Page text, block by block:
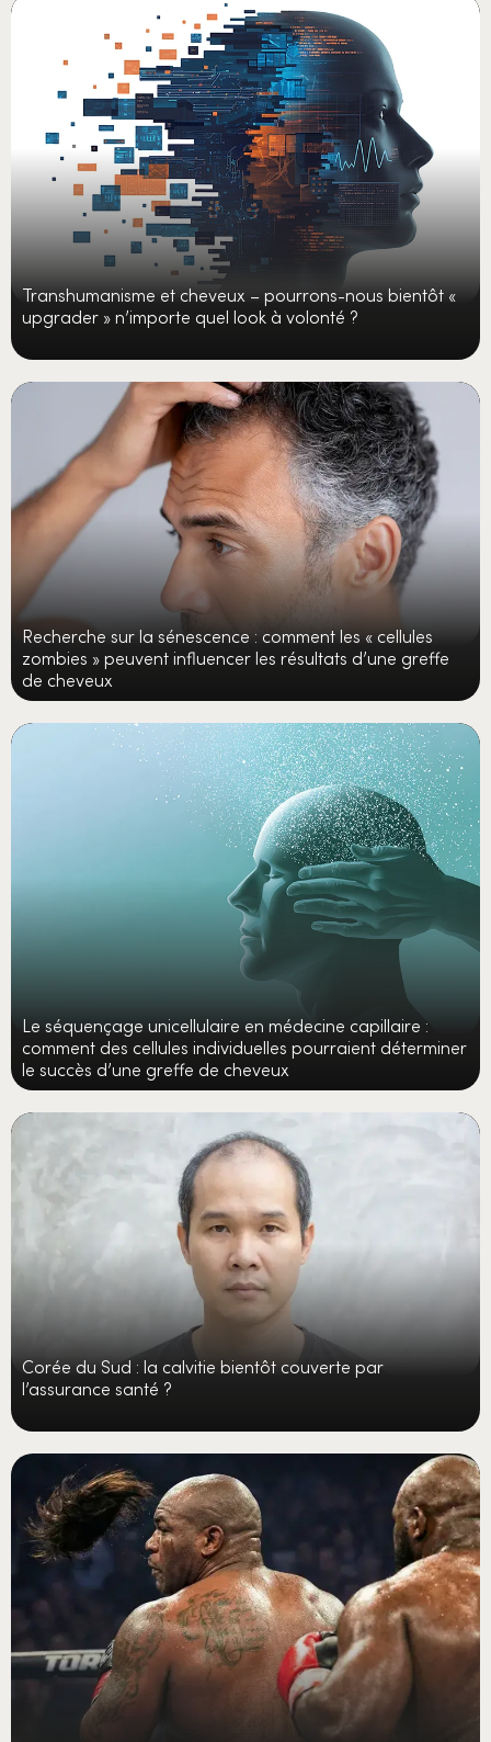
Transhumanisme et cheveux – pourrons-nous bientôt «
upgrader » n’importe quel look à volonté ?
Recherche sur la sénescence : comment les « cellules
zombies » peuvent influencer les résultats d’une greffe
de cheveux
Le séquençage unicellulaire en médecine capillaire :
comment des cellules individuelles pourraient déterminer
le succès d’une greffe de cheveux
Corée du Sud : la calvitie bientôt couverte par
l’assurance santé ?